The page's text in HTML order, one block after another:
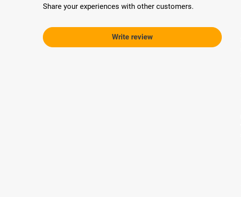
Share your experiences with other customers.
Write review